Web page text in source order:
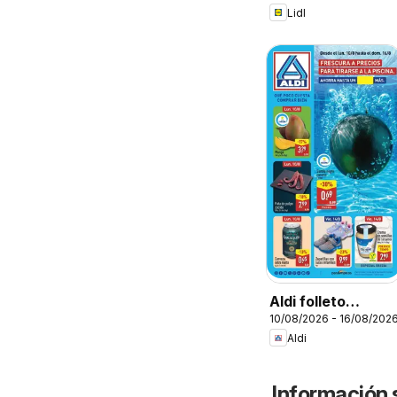
Lidl
Aldi folleto
Canarias
10/08/2026 - 16/08/2026
Aldi